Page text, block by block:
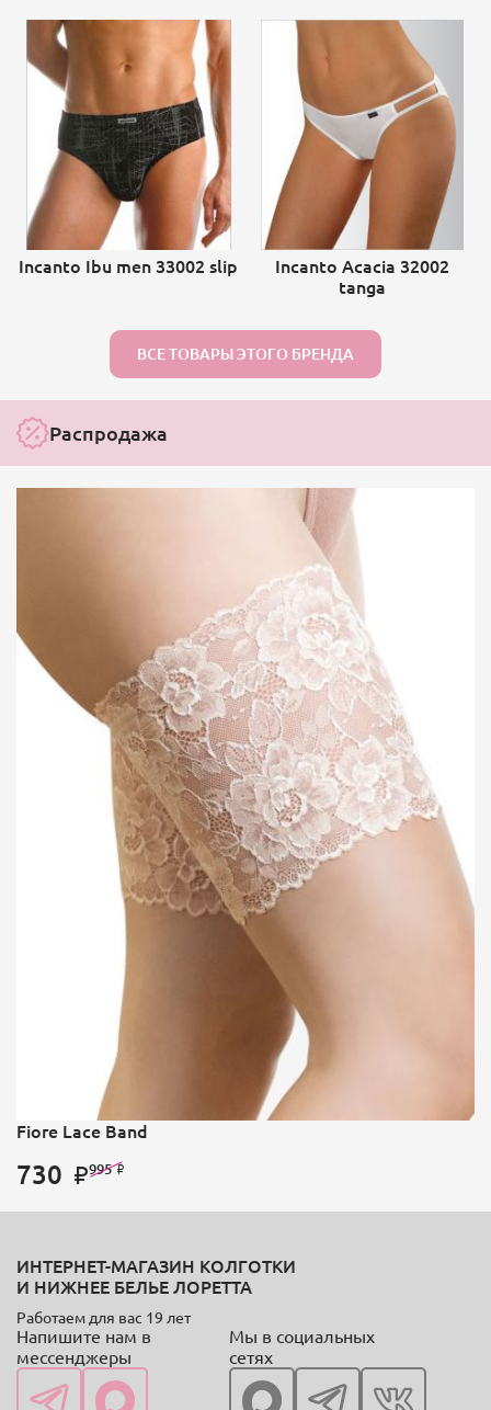
Incanto Ibu men 33002 slip
Incanto Acacia 32002
tanga
ВСЕ ТОВАРЫ ЭТОГО БРЕНДА
Распродажа
Fiore Lace Band
730 995
ИНТЕРНЕТ-МАГАЗИН КОЛГОТКИ
И НИЖНЕЕ БЕЛЬЕ ЛОРЕТТА
Работаем для вас 19 лет
Напишите нам в
мессенджеры
Мы в социальных
сетях